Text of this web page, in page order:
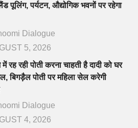
पूलिंग, पर्यटन, औद्योगिक भवनों पर रहेगा
Dialogue
5, 2026
रह रही पोती करना चाहती है दादी को घर
बिगड़ैल पोती पर महिला सेल करेगी
Dialogue
4, 2026